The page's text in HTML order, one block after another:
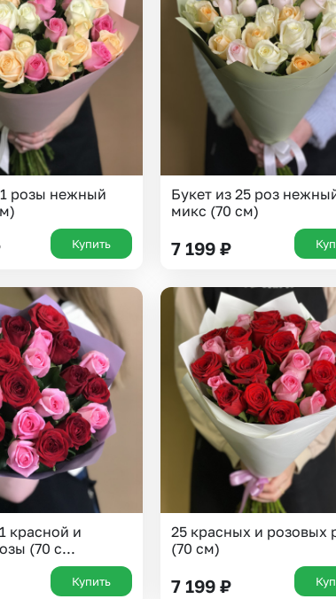
Insta букеты
Хиты продаж
Новинки
Все категории
розы нежный
Купить
Букет из 25 роз
микс (70 см)
7 199 ₽
красной и
(70 с...
Купить
25 красных и розовых
(70 см)
7 199 ₽